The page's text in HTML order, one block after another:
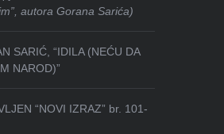
autora Gorana Sarića)
SARIĆ, “IDILA (NEĆU DA
NAROD)”
“NOVI IZRAZ” br. 101-